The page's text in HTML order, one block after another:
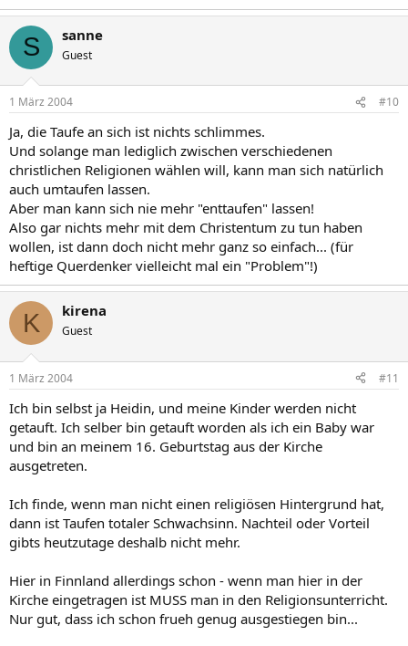
S sanne
Guest
1 März 2004 #10
Ja, die Taufe an sich ist nichts schlimmes.
Und solange man lediglich zwischen verschiedenen
christlichen Religionen wählen will, kann man sich natürlich
auch umtaufen lassen.
Aber man kann sich nie mehr "enttaufen" lassen!
Also gar nichts mehr mit dem Christentum zu tun haben
wollen, ist dann doch nicht mehr ganz so einfach... (für
heftige Querdenker vielleicht mal ein "Problem"!)
K kirena
Guest
1 März 2004 #11
Ich bin selbst ja Heidin, und meine Kinder werden nicht
getauft. Ich selber bin getauft worden als ich ein Baby war
und bin an meinem 16. Geburtstag aus der Kirche
ausgetreten.
Ich finde, wenn man nicht einen religiösen Hintergrund hat,
dann ist Taufen totaler Schwachsinn. Nachteil oder Vorteil
gibts heutzutage deshalb nicht mehr.
Hier in Finnland allerdings schon - wenn man hier in der
Kirche eingetragen ist MUSS man in den Religionsunterricht.
Nur gut, dass ich schon frueh genug ausgestiegen bin...